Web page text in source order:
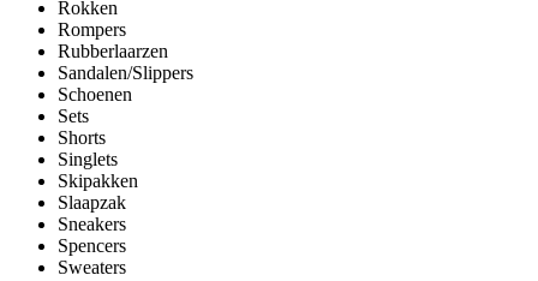
Rokken
Rompers
Rubberlaarzen
Sandalen/Slippers
Schoenen
Sets
Shorts
Singlets
Skipakken
Slaapzak
Sneakers
Spencers
Sweaters